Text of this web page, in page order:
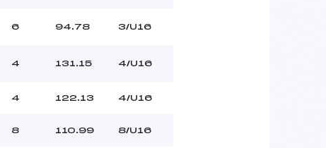
6 94.78 3/U16
4 131.15 4/U16
4 122.13 4/U16
8 110.99 8/U16